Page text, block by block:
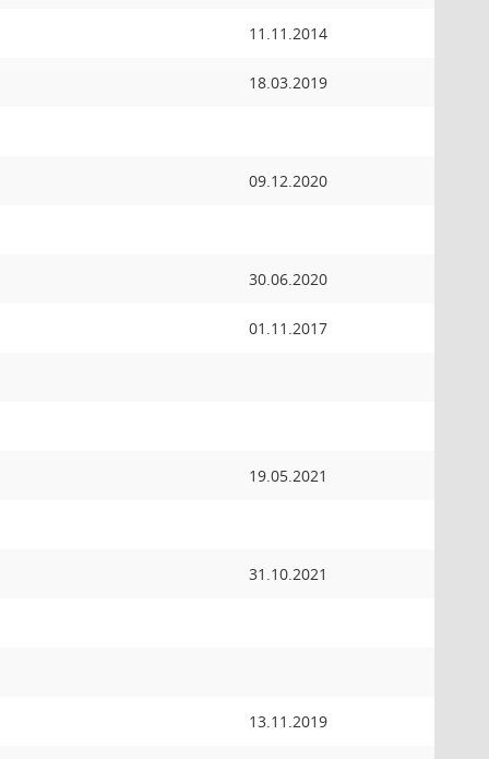
11.11.2014
18.03.2019
09.12.2020
30.06.2020
01.11.2017
19.05.2021
31.10.2021
13.11.2019